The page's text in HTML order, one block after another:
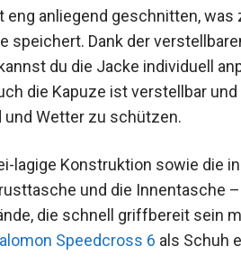
eng anliegend geschnitten,
speichert. Dank der
du die Jacke individuell
die Kapuze ist verstellbar
Wetter zu schützen.
lagige Konstruktion sowie die
Brusttasche und die
die schnell griffbereit
Speedcross 6 als Schuh